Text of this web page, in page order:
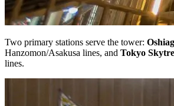
Two primary stations serve the tower:
Hanzomon/Asakusa lines, and Tokyo
lines.